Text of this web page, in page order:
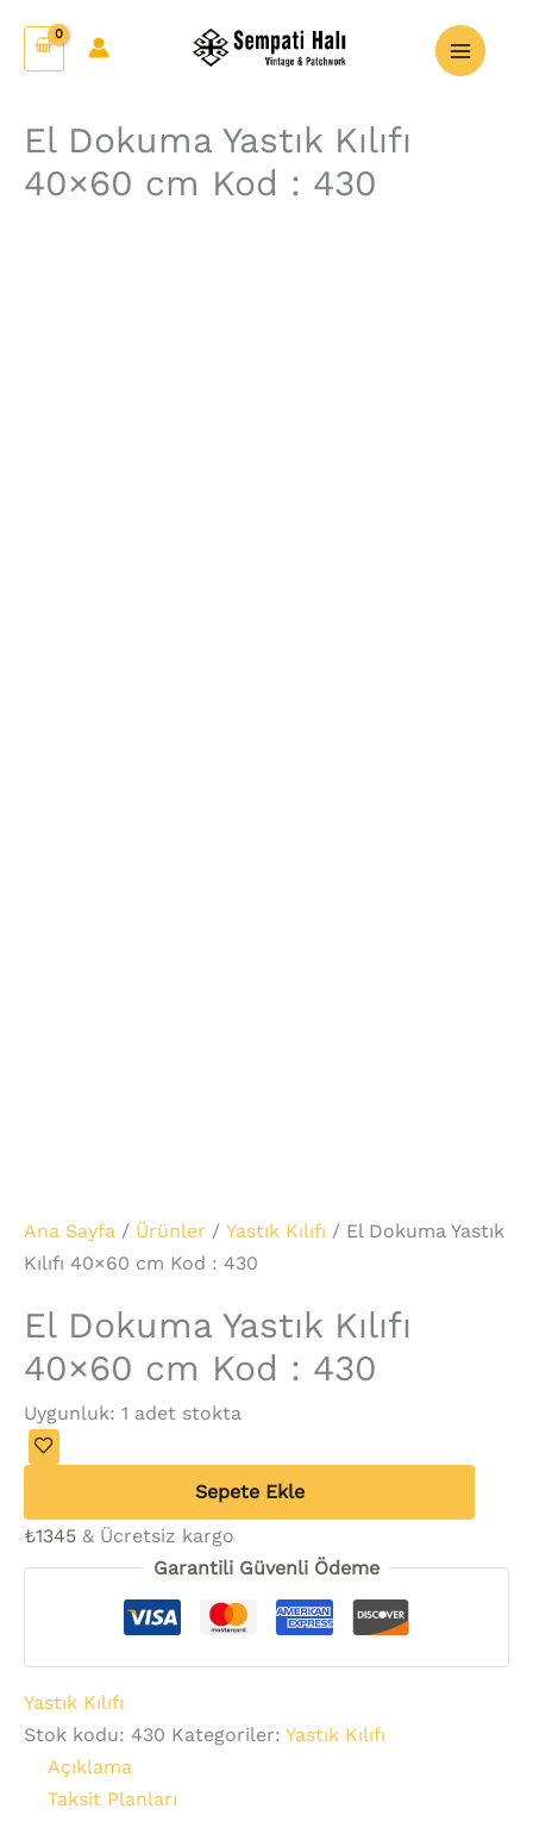
El Dokuma Yastık Kılıfı
40×60 cm Kod : 430
Ana Sayfa / Ürünler / Yastık Kılıfı / El Dokuma Yastık
Kılıfı 40×60 cm Kod : 430
El Dokuma Yastık Kılıfı
40×60 cm Kod : 430
Uygunluk: 1 adet stokta
Dokuma
Yastık
40x60
cm
Sepete Ekle
₺1345 & Ücretsiz kargo
Garantili Güvenli Ödeme
Yastık Kılıfı
Stok kodu: 430 Kategoriler: Yastık Kılıfı
Açıklama
Taksit Planları